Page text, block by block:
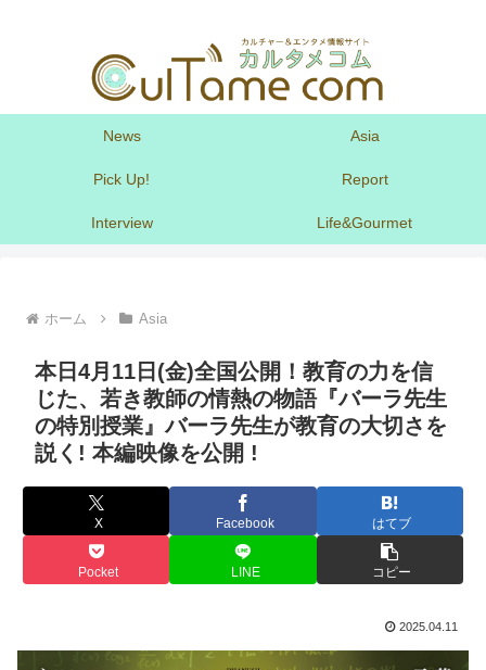
News Asia
Pick Up! Report
Interview Life&Gourmet
ホーム Asia
本日4月11日(金)全国公開！教育の力を信
じた、若き教師の情熱の物語『バーラ先生
の特別授業』バーラ先生が教育の大切さを
説く! 本編映像を公開 !
X Facebook はてブ
Pocket LINE コピー
2025.04.11